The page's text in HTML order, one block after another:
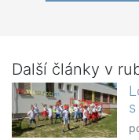
Další články v